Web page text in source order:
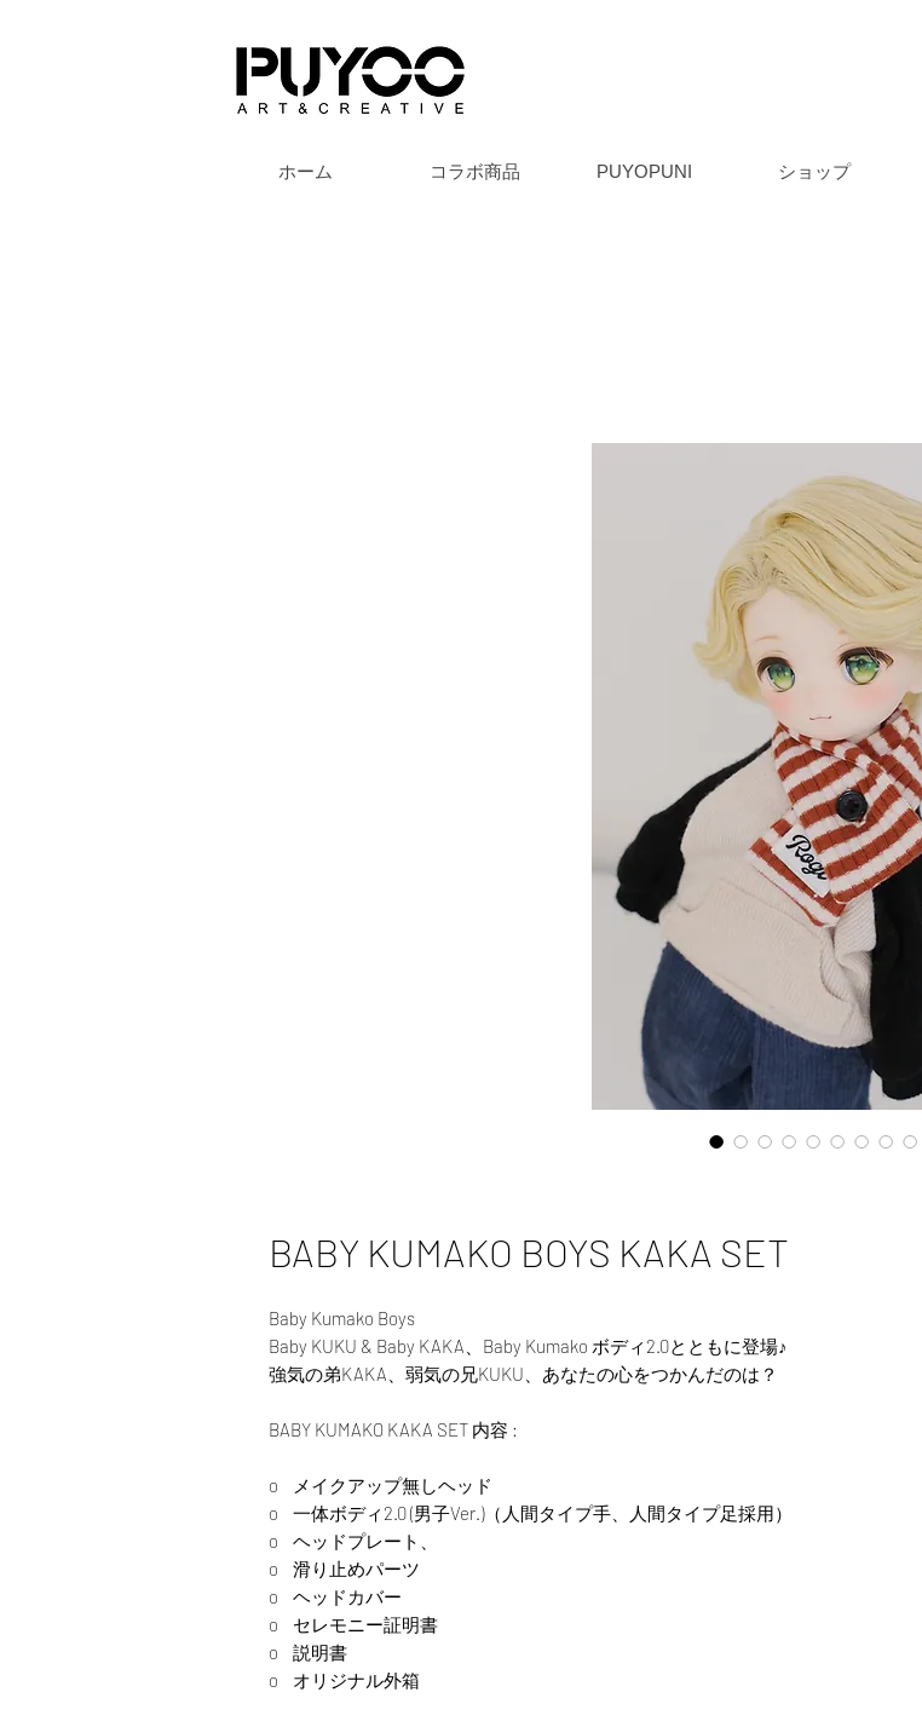
ホーム コラボ商品 PUYOPUNI ショップ
BABY KUMAKO BOYS KAKA SET
Baby Kumako Boys
Baby KUKU & Baby KAKA、Baby Kumako ボディ2.0とともに登場♪
強気の弟KAKA、弱気の兄KUKU、あなたの心をつかんだのは？
BABY KUMAKO KAKA SET 内容 :
o メイクアップ無しヘッド
o 一体ボディ2.0 (男子Ver.)（人間タイプ手、人間タイプ足採用）
o ヘッドプレート、
o 滑り止めパーツ
o ヘッドカバー
o セレモニー証明書
o 説明書
o オリジナル外箱